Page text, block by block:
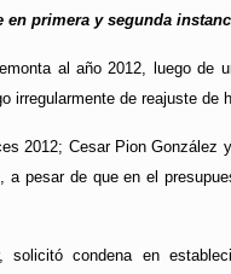
en primera y segunda
al año 2012, luego de
de reajuste de
2012; Cesar Pion González
pesar de que en el
condena en